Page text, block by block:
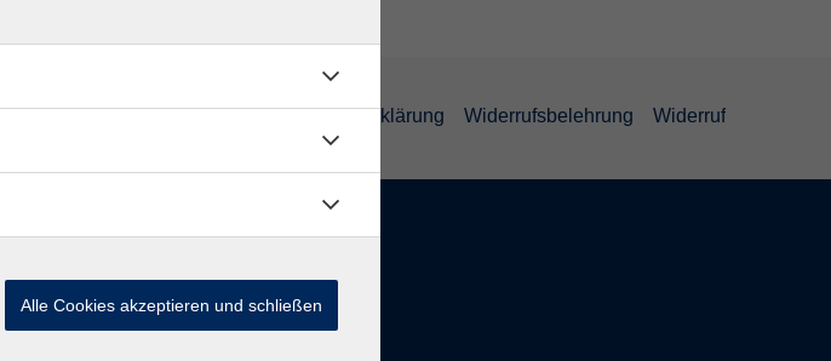
Datenschutzerklärung Barrierefreiheitserklärung Widerrufsbelehrung Widerruf
Öffnungszeiten
Alle Cookies akzeptieren und schließen